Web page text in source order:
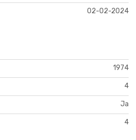
02-02-2024
1974
4
Ja
4